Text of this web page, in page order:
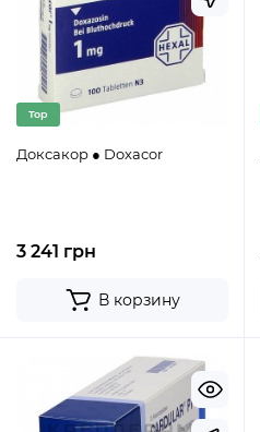
Top
Доксакор ● Doxacor
3 241 грн
В корзину